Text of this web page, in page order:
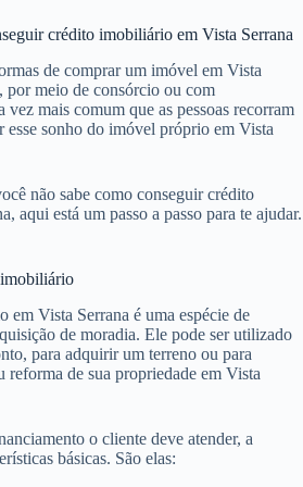
crédito imobiliário em Vista Serrana
de comprar um imóvel em Vista
por meio de consórcio ou com
vez mais comum que as pessoas recorram
esse sonho do imóvel próprio em Vista
não sabe como conseguir crédito
aqui está um passo a passo para te ajudar.
Vista Serrana é uma espécie de
de moradia. Ele pode ser utilizado
para adquirir um terreno ou para
reforma de sua propriedade em Vista
o cliente deve atender, a
básicas. São elas: